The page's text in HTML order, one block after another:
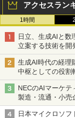
アクセスラン
1時間
日立、生成AIと数
立案する技術を開
生成AI時代の経
中枢としての役割
NECのAIマーケ
製造・流通・小売
日本マイクロソフ